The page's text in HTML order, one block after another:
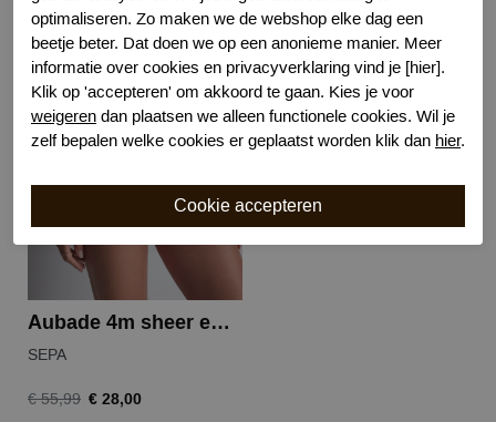
Gerelateerde producten
-50%
Aubade 4m sheer emotion hipster
SEPA
€ 55,99 € 28,00
optimaliseren. Zo maken we de webshop elke dag een
beetje beter. Dat doen we op een anonieme manier. Meer
informatie over cookies en privacyverklaring vind je [hier].
Klik op 'accepteren' om akkoord te gaan. Kies je voor
weigeren dan plaatsen we alleen functionele cookies. Wil je
zelf bepalen welke cookies er geplaatst worden klik dan hier.